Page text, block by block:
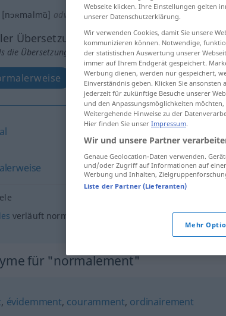
[nɔʀmalmɑ̃] adv
Übersetzungen
die Übersetzung anklicken/antippen)
verläuft normal, wie
für "normalement"
, évidemment, couramment, ordinairement
Webseite klicken. Ihre Einstellungen gelten
unserer Datenschutzerklärung.
Wir verwenden Cookies, damit Sie unsere
kommunizieren können. Notwendige,
der statistischen Auswertung unserer
immer auf Ihrem Endgerät gespeichert.
Werbung dienen, werden nur gespeichert,
Einverständnis geben. Klicken Sie
jederzeit für zukünftige Besuche unserer
und den Anpassungsmöglichkeiten
Weitergehende Hinweise zu der
Hier finden Sie unser Impressum.
Wir und unsere Partner
Genaue Geolocation-Daten verwenden.
und/oder Zugriff auf Informationen auf
Werbung und Inhalten,
Liste der Partner (Lieferanten)
Mehr